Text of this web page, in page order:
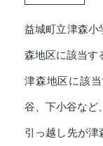
益城町立津森小
森地区に該当す
津森地区に該
谷、下小谷など
引っ越し先が津